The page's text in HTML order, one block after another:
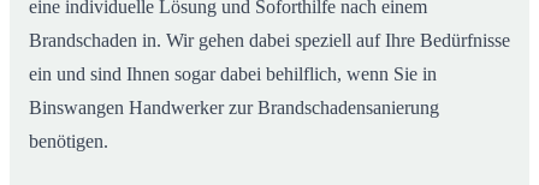
eine individuelle Lösung und Soforthilfe nach einem
Brandschaden in. Wir gehen dabei speziell auf Ihre Bedürfnisse
ein und sind Ihnen sogar dabei behilflich, wenn Sie in
Binswangen Handwerker zur Brandschadensanierung
benötigen.